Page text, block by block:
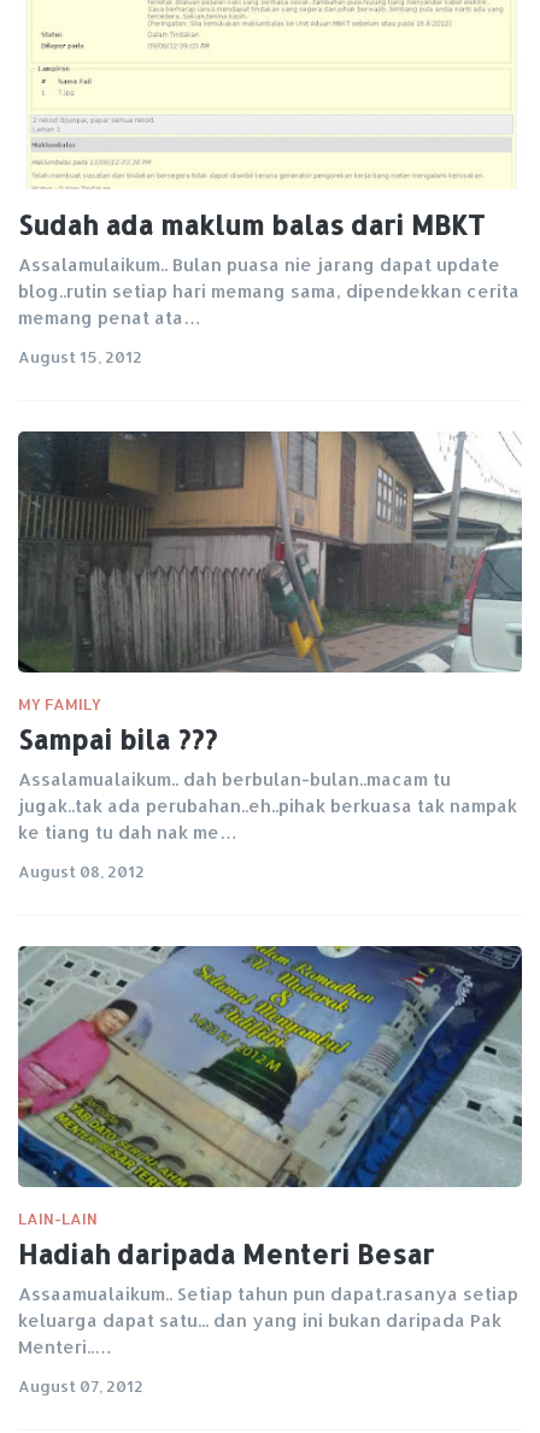
Sudah ada maklum balas dari MBKT
Assalamulaikum.. Bulan puasa nie jarang dapat update
blog..rutin setiap hari memang sama, dipendekkan cerita
memang penat ata…
August 15, 2012
MY FAMILY
Sampai bila ???
Assalamualaikum.. dah berbulan-bulan..macam tu
jugak..tak ada perubahan..eh..pihak berkuasa tak nampak
ke tiang tu dah nak me…
August 08, 2012
LAIN-LAIN
Hadiah daripada Menteri Besar
Assaamualaikum.. Setiap tahun pun dapat.rasanya setiap
keluarga dapat satu... dan yang ini bukan daripada Pak
Menteri..…
August 07, 2012